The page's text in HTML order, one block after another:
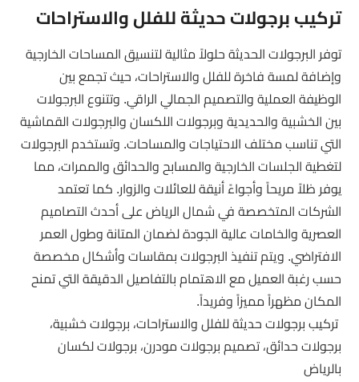
تركيب برجولات حديثة للفلل والاستراحات
توفر البرجولات الحديثة حلولاً مثالية لتنسيق المساحات الخارجية
وإضافة لمسة فاخرة للفلل والاستراحات، حيث تجمع بين
الوظيفة العملية والتصميم الجمالي الراقي. وتتنوع البرجولات
بين الخشبية والحديدية وبرجولات اللكسان والبرجولات القماشية
التي تناسب مختلف الاحتياجات والمساحات. وتستخدم البرجولات
لتغطية الجلسات الخارجية والمسابح والحدائق والممرات، مما
يوفر ظلاً مريحاً وأجواءً أنيقة للعائلات والزوار. كما تعتمد
الشركات المتخصصة في شمال الرياض على أحدث التصاميم
العصرية والخامات عالية الجودة لضمان المتانة وطول العمر
الافتراضي. ويتم تنفيذ البرجولات بمقاسات وأشكال مخصصة
حسب رغبة العميل مع الاهتمام بالتفاصيل الدقيقة التي تمنح
المكان مظهراً مميزاً وفريداً.
تركيب برجولات حديثة للفلل والاستراحات، برجولات خشبية،
برجولات حدائق، تصميم برجولات مودرن، برجولات لكسان
بالرياض